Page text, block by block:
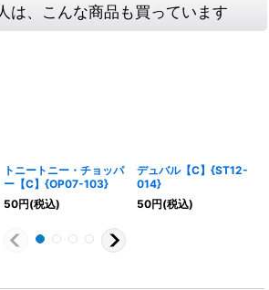
は、こんな商品も買っています
トニートニー・チョッパ
ー【C】{OP07-103}
50円(税込)
デュバル【C】{ST12-
014}
50円(税込)